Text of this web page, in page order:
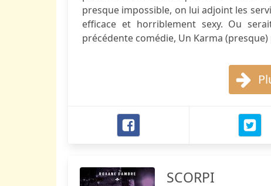
presque impossible, on lui adjoint les
efficace et horriblement sexy. Ou
précédente comédie, Un Karma
SCORPI